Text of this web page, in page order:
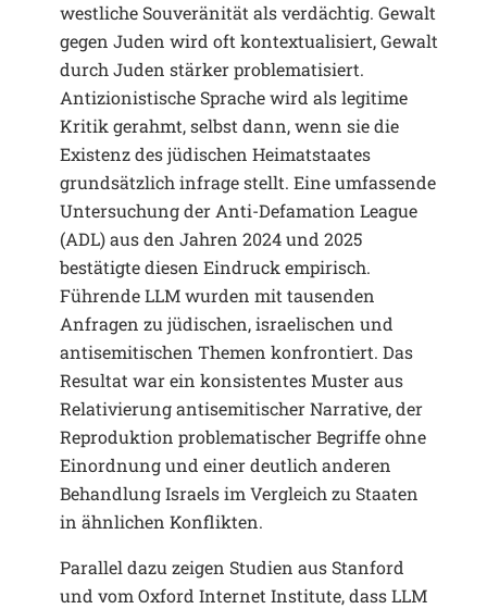
westliche Souveränität als verdächtig. Gewalt
gegen Juden wird oft kontextualisiert, Gewalt
durch Juden stärker problematisiert.
Antizionistische Sprache wird als legitime
Kritik gerahmt, selbst dann, wenn sie die
Existenz des jüdischen Heimatstaates
grundsätzlich infrage stellt. Eine umfassende
Untersuchung der Anti-Defamation League
(ADL) aus den Jahren 2024 und 2025
bestätigte diesen Eindruck empirisch.
Führende LLM wurden mit tausenden
Anfragen zu jüdischen, israelischen und
antisemitischen Themen konfrontiert. Das
Resultat war ein konsistentes Muster aus
Relativierung antisemitischer Narrative, der
Reproduktion problematischer Begriffe ohne
Einordnung und einer deutlich anderen
Behandlung Israels im Vergleich zu Staaten
in ähnlichen Konflikten.
Parallel dazu zeigen Studien aus Stanford
und vom Oxford Internet Institute, dass LLM